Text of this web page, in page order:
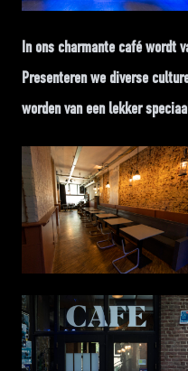
In ons charmante café wordt
Presenteren we diverse
worden van een lekker